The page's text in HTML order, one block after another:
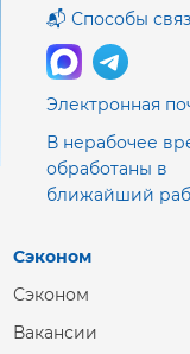
📬 Способы
Электронная
В нерабочее
обработаны в
ближайший
Сэконом
Сэконом
Вакансии